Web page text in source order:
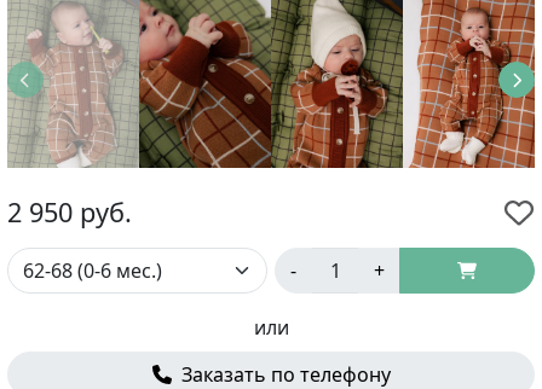
2 950 руб.
- +
или
Заказать по телефону